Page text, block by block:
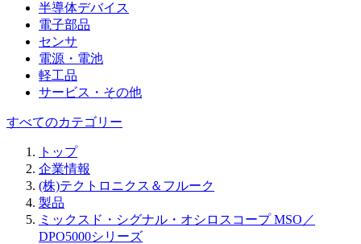
半導体デバイス
電子部品
センサ
電源・電池
軽工品
サービス・その他
すべてのカテゴリー
トップ
企業情報
(株)テクトロニクス＆フルーク
製品
ミックスド・シグナル・オシロスコープ MSO／
DPO5000シリーズ